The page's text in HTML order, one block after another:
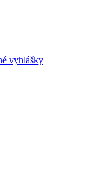
vyhlášky